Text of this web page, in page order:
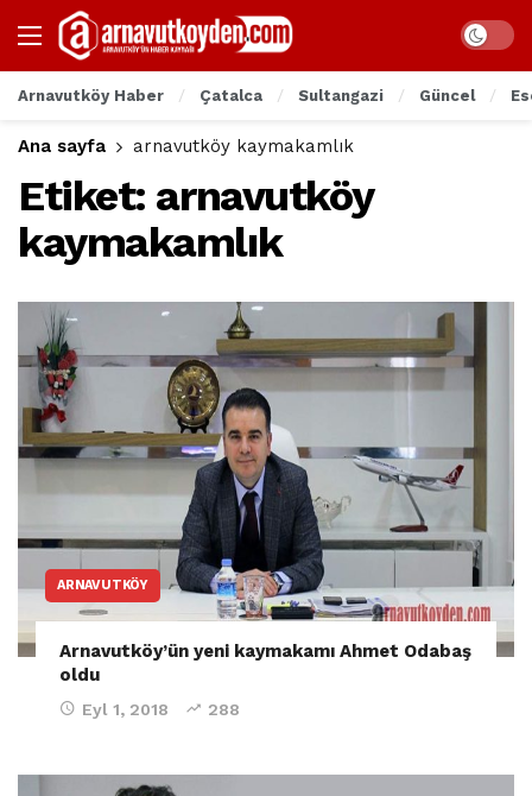
Arnavutköy Haber Çatalca Sultangazi Güncel
Ana sayfa arnavutköy kaymakamlık
Etiket: arnavutköy
kaymakamlık
ARNAVUTKÖY
Arnavutköy’ün yeni kaymakamı Ahmet Odabaş
oldu
Eyl 1, 2018 288